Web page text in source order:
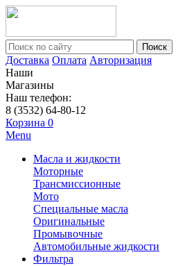
Поиск
Доставка Оплата Авторизация
Наши
Магазины
Наш телефон:
8 (3532) 64-80-12
Корзина 0
Menu
Масла и жидкости
Моторные
Трансмиссионные
Мото
Специальные масла
Оригинальные
Промывочные
Автомобильные жидкости
Фильтра